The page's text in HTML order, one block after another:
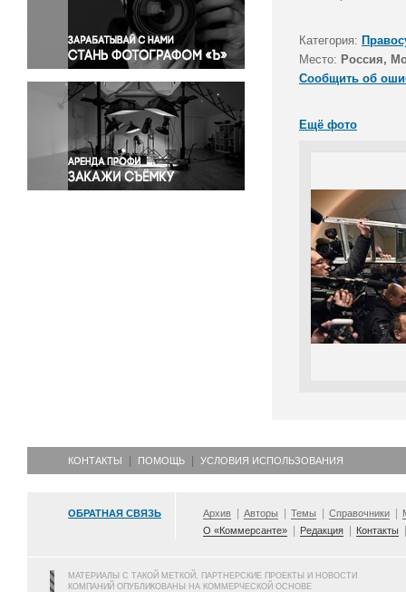
Правосудие
Происшествия и конфликты
Религия
Светская жизнь
Спорт
Экология
Экономика и бизнес
Категория:
Место: Россия,
Сообщить об
Ещё фото
КОНТАКТЫ ПОМОЩЬ УСЛОВИЯ ИСПОЛЬЗОВАНИЯ
ОБРАТНАЯ СВЯЗЬ Архив Авторы Темы Справочники
О «Коммерсанте»
Редакция Контакты
МАТЕРИАЛЫ С ТАКОЙ МЕТКОЙ, ПАРТНЕРСКИЕ ПРОЕКТЫ И НОВОСТИ
КОМПАНИЙ ОПУБЛИКОВАНЫ НА КОММЕРЧЕСКОЙ ОСНОВЕ